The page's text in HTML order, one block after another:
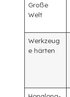
Große
Welt
Werkzeug
e härten